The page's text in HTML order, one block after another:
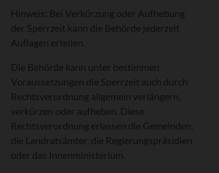
Hinweis: Bei Verkürzung oder Aufhebung
der Sperrzeit kann die Behörde jederzeit
Auflagen erteilen.
Die Behörde kann unter bestimmen
Voraussetzungen die Sperrzeit auch durch
Rechtsverordnung allgemein verlängern,
verkürzen oder aufheben. Diese
Rechtsverordnung erlassen die Gemeinden,
die Landratsämter, die Regierungspräsidien
oder das Innenministerium.